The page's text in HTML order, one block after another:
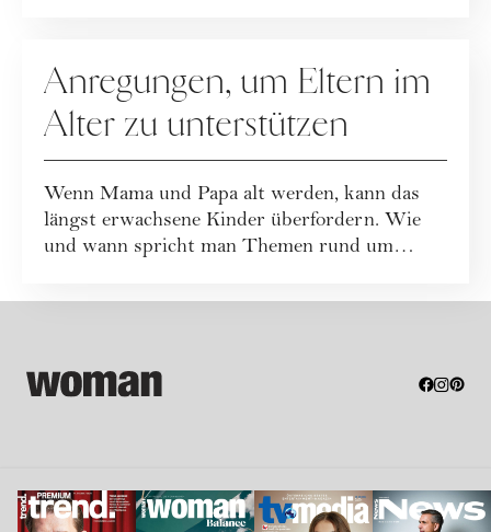
Anregungen, um Eltern im
Alter zu unterstützen
Wenn Mama und Papa alt werden, kann das
längst erwachsene Kinder überfordern. Wie
und wann spricht man Themen rund um